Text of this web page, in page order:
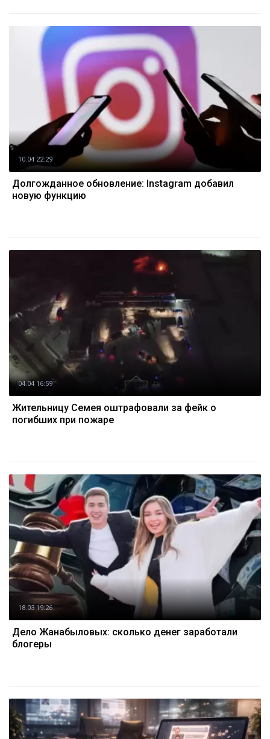
10.04 22:29
Долгожданное обновление: Instagram добавил
новую функцию
04.04 16:59
Жительницу Семея оштрафовали за фейк о
погибших при пожаре
18.03 19:26
Дело Жанабыловых: сколько денег заработали
блогеры